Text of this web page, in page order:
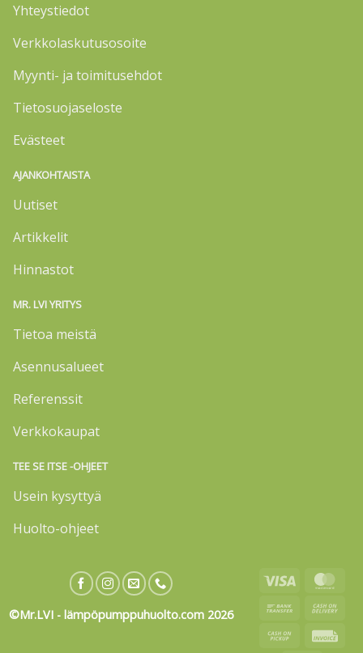
Yhteystiedot
Verkkolaskutusosoite
Myynti- ja toimitusehdot
Tietosuojaseloste
Evästeet
AJANKOHTAISTA
Uutiset
Artikkelit
Hinnastot
MR. LVI YRITYS
Tietoa meistä
Asennusalueet
Referenssit
Verkkokaupat
TEE SE ITSE -OHJEET
Usein kysyttyä
Huolto-ohjeet
©Mr.LVI - lämpöpumppuhuolto.com 2026
Visa
Bank
Cash